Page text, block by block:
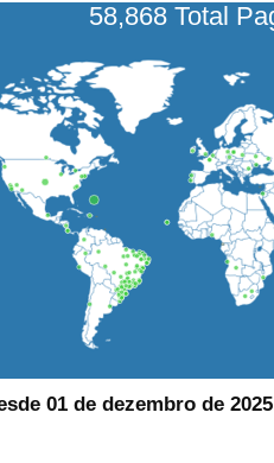
58,868 Total
01 de dezembro de